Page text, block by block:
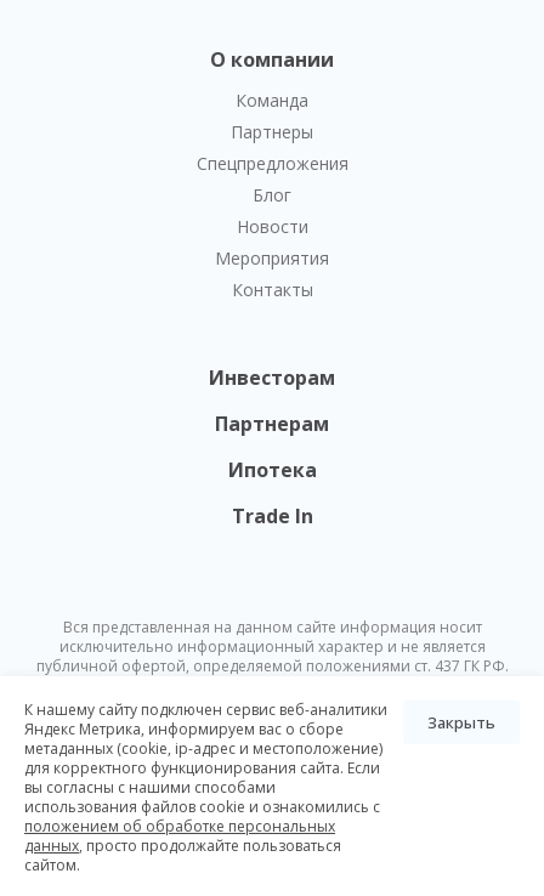
О компании
Команда
Партнеры
Спецпредложения
Блог
Новости
Мероприятия
Контакты
Инвесторам
Партнерам
Ипотека
Trade In
Вся представленная на данном сайте информация носит
исключительно информационный характер и не является
публичной офертой, определяемой положениями ст. 437 ГК РФ.
изменена в любое время без предварительного уведомления.
© Nikoliers 2026
Положение об обработке персональных данных
Разработка Pictus
К нашему сайту подключен сервис веб-аналитики
Яндекс Метрика, информируем вас о сборе
метаданных (cookie, ip-адрес и местоположение)
для корректного функционирования сайта. Если
вы согласны с нашими способами
использования файлов cookie и ознакомились с
положением об обработке персональных
данных, просто продолжайте пользоваться
сайтом.
Закрыть